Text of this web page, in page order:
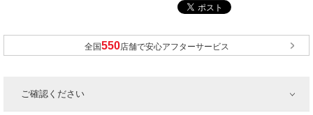
全国 店舗で安心アフターサービス
ご確認ください